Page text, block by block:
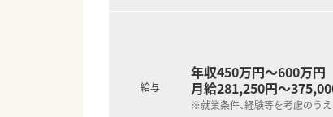
給与
年収450万円～600万円
月給281,250円～
※就業条件、経験等を考慮のうえ